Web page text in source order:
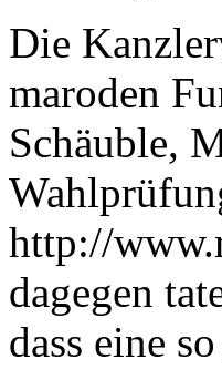
Die
maroden
Schäuble,
http://
dagegen
dass eine